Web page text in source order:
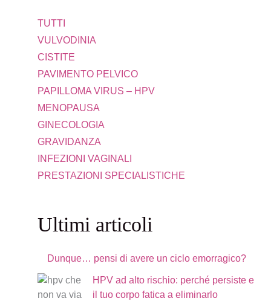
TUTTI
VULVODINIA
CISTITE
PAVIMENTO PELVICO
PAPILLOMA VIRUS – HPV
MENOPAUSA
GINECOLOGIA
GRAVIDANZA
INFEZIONI VAGINALI
PRESTAZIONI SPECIALISTICHE
Ultimi articoli
Dunque… pensi di avere un ciclo emorragico?
HPV ad alto rischio: perché persiste e
il tuo corpo fatica a eliminarlo